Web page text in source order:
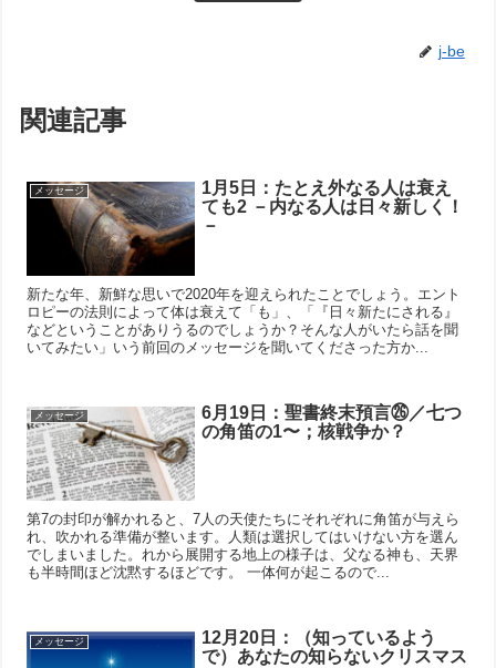
j-be
関連記事
メッセージ
1月5日：たとえ外なる人は衰え
ても2 －内なる人は日々新しく！
－
新たな年、新鮮な思いで2020年を迎えられたことでしょう。エント
ロピーの法則によって体は衰えて「も」、「『日々新たにされる』
などということがありうるのでしょうか？そんな人がいたら話を聞
いてみたい」いう前回のメッセージを聞いてくださった方か...
メッセージ
6月19日：聖書終末預言㉖／七つ
の角笛の1〜；核戦争か？
第7の封印が解かれると、7人の天使たちにそれぞれに角笛が与えら
れ、吹かれる準備が整います。人類は選択してはいけない方を選ん
でしまいました。れから展開する地上の様子は、父なる神も、天界
も半時間ほど沈黙するほどです。 一体何が起こるので...
メッセージ
12月20日：（知っているよう
で）あなたの知らないクリスマス